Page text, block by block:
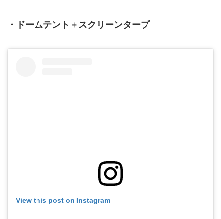
・ドームテント＋スクリーンタープ
View this post on Instagram